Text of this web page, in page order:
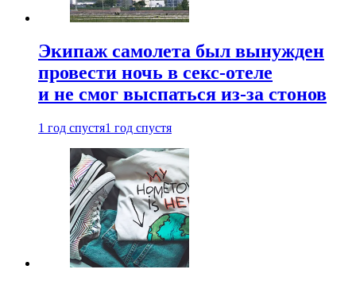
Экипаж самолета был вынужден
провести ночь в секс-отеле
и не смог выспаться из-за стонов
1 год спустя1 год спустя